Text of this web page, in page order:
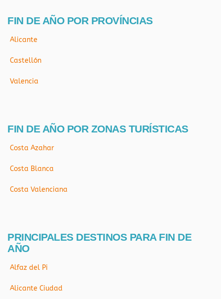
FIN DE AÑO POR PROVÍNCIAS
Alicante
Castellón
Valencia
FIN DE AÑO POR ZONAS TURÍSTICAS
Costa Azahar
Costa Blanca
Costa Valenciana
PRINCIPALES DESTINOS PARA FIN DE
AÑO
Alfaz del Pi
Alicante Ciudad